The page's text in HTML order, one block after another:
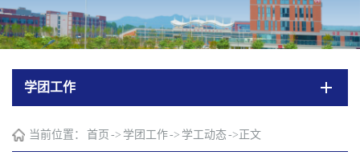
学团工作
当前位置： 首页 -> 学团工作-> 学工动态->正文